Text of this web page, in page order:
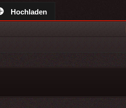
Hochladen